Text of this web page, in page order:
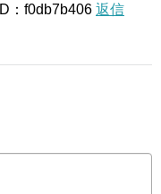
ID：f0db7b406 返信